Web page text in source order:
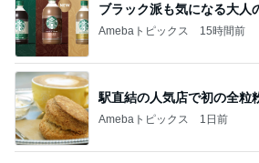
ブラック派も気になる大人
Amebaトピックス 15時間前
駅直結の人気店で初の全粒
Amebaトピックス 1日前